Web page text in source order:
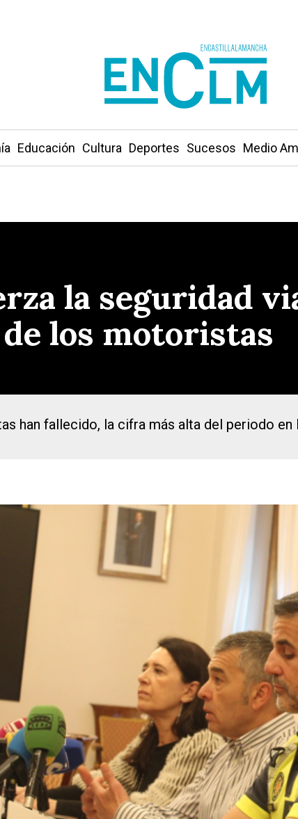
Educación Cultura Deportes Sucesos Medio
la seguridad
los motoristas
han fallecido, la cifra más alta del periodo